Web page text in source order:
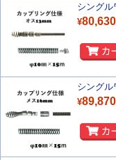
シング
¥80,630
シング
¥89,870